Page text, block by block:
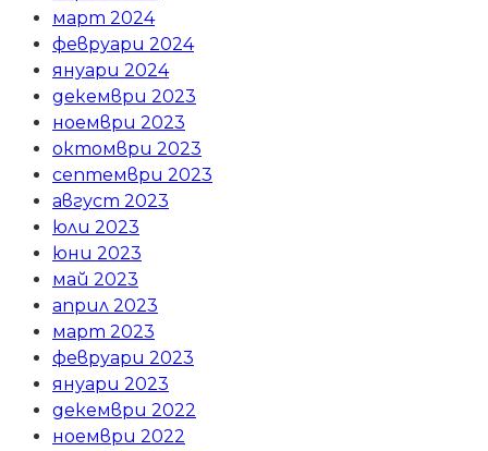
март 2024
февруари 2024
януари 2024
декември 2023
ноември 2023
октомври 2023
септември 2023
август 2023
юли 2023
юни 2023
май 2023
април 2023
март 2023
февруари 2023
януари 2023
декември 2022
ноември 2022